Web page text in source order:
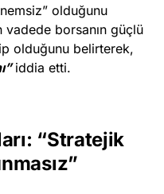
olduğunu
borsanın güçlü
olduğunu belirterek,
iddia etti.
“Stratejik